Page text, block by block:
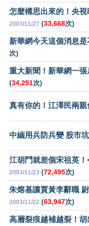
怎麼構思出來的！央
2003/11/27 (33,668次)
新華網今天這個消息是
次)
重大新聞！新華網一
(34,251次)
真有你的！江澤民兩
中緬用兵防兵變 股市
江胡鬥就差個宋祖英
2003/11/23 (72,495次)
朱熔基讓賈黃李辭職
2003/11/22 (63,947次)
高層裂痕越補越裂！